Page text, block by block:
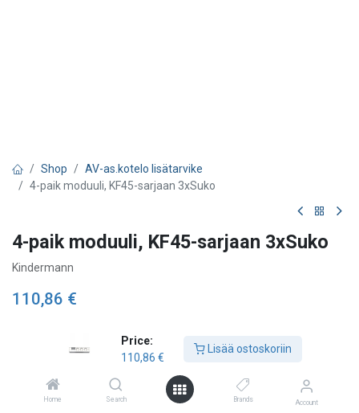
Price:
110,86 €
Lisää ostoskoriin
Home Search Brands Account
Shop
AV-as.kotelo lisätarvike
4-paik moduuli, KF45-sarjaan 3xSuko
4-paik moduuli, KF45-sarjaan 3xSuko
Kindermann
110,86 €
Lisää ostoskoriin
Lisää toivelistalle